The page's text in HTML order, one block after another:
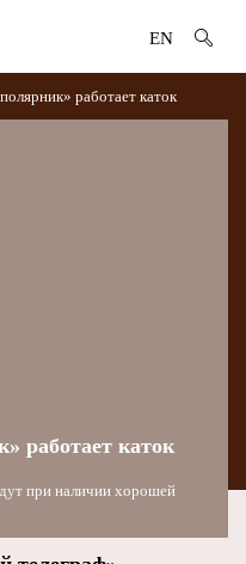
EN
работает каток
работает каток
при наличии хорошей